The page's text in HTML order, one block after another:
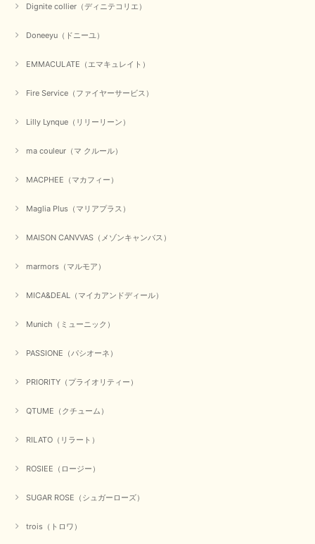
Dignite collier（ディニテコリエ）
Doneeyu（ドニーユ）
EMMACULATE（エマキュレイト）
Fire Service（ファイヤーサービス）
Lilly Lynque（リリーリーン）
ma couleur（マ クルール）
MACPHEE（マカフィー）
Maglia Plus（マリアプラス）
MAISON CANVVAS（メゾンキャンバス）
marmors（マルモア）
MICA&DEAL（マイカアンドディール）
Munich（ミューニック）
PASSIONE（パシオーネ）
PRIORITY（プライオリティー）
QTUME（クチューム）
RILATO（リラート）
ROSIEE（ロージー）
SUGAR ROSE（シュガーローズ）
trois（トロワ）